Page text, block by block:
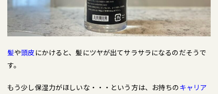
髪や頭皮 にかけると、髪にツヤが出てサラサラになるのだそうで
す。
もう少し保湿力がほしいな・・・という方は、お持ちのキャリア